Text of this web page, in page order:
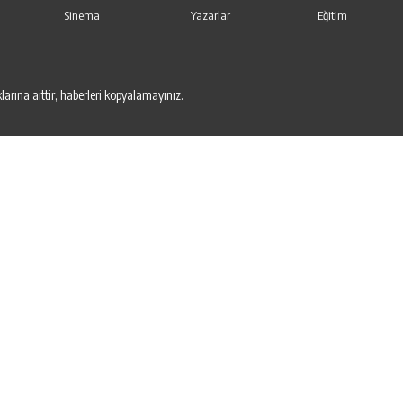
Sinema Yazarlar Eğitim
aittir, haberleri kopyalamayınız.